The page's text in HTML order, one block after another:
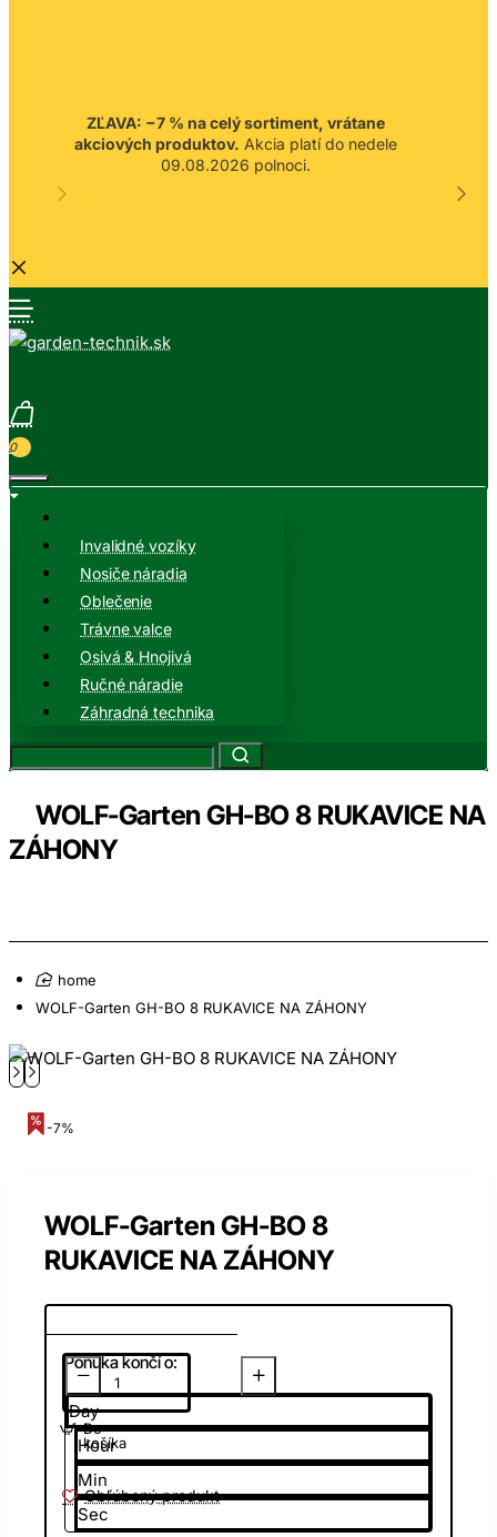
ZĽAVA: −7 % na celý sortiment, vrátane
akciových produktov. Akcia platí do nedele
09.08.2026 polnoci.
0
Invalidné vozíky
Nosiče náradia
Oblečenie
Trávne valce
Osivá & Hnojivá
Ručné náradie
Záhradná technika
WOLF-Garten GH-BO 8 RUKAVICE NA
ZÁHONY
home
WOLF-Garten GH-BO 8 RUKAVICE NA ZÁHONY
-7%
WOLF-Garten GH-BO 8
RUKAVICE NA ZÁHONY
Ponuka končí o:
Day
Hour
Min
Sec
Do
košíka
Obľúbený produkt